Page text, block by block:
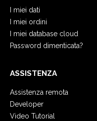
I miei dati
I miei ordini
I miei database cloud
Password dimenticata?
ASSISTENZA
Assistenza remota
Developer
Video Tutorial